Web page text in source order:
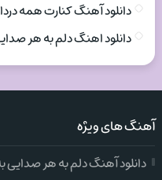
دانلود آهنگ کنارت همه
دانلود اهنگ دلم به هر
آهنگ های ویژه
دانلود آهنگ دلم به هر صدایی